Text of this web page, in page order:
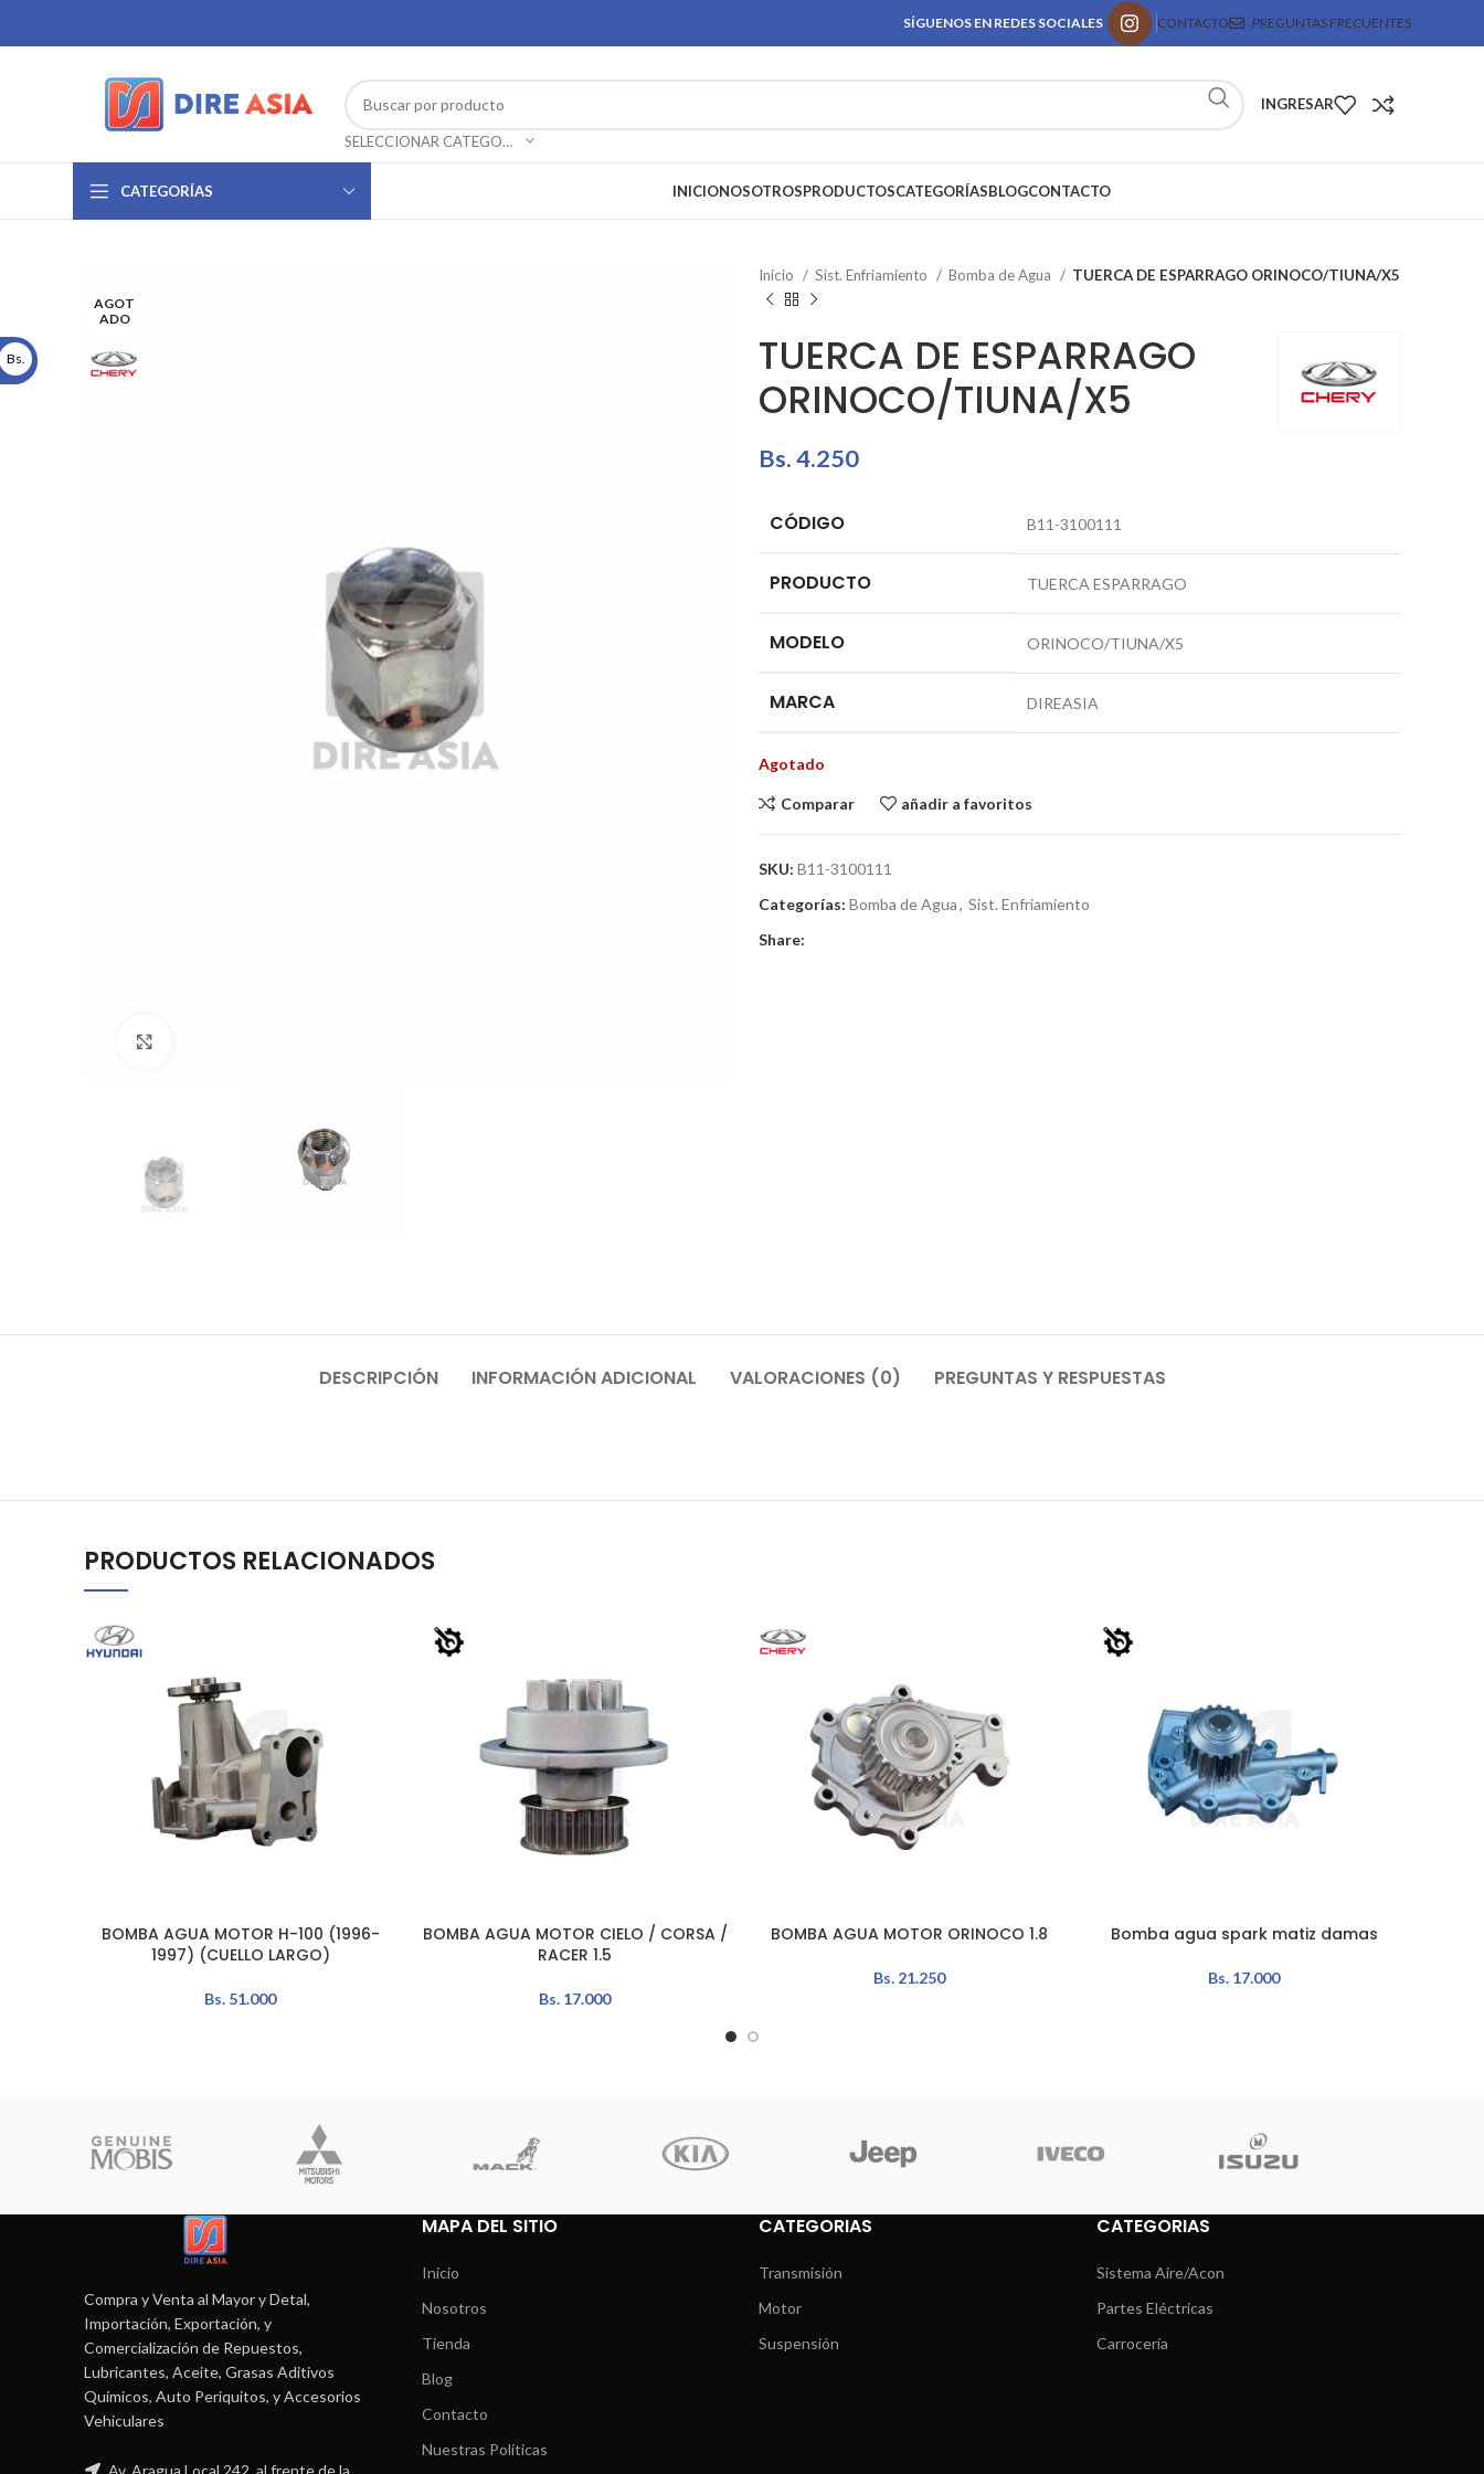
SÍGUENOS EN REDES SOCIALES CONTACTO PREGUNTAS FRECUENTES
SELECCIONAR CATEGORÍA
INGRESAR
CATEGORÍAS INICIONOSOTROSPRODUCTOSCATEGORÍASBLOGCONTACTO
AGOT
ADO
Inicio Sist. Enfriamiento Bomba de Agua TUERCA DE ESPARRAGO ORINOCO/TIUNA/X5
TUERCA DE ESPARRAGO
ORINOCO/TIUNA/X5
Bs.4.250
CÓDIGO B11-3100111
PRODUCTO TUERCA ESPARRAGO
MODELO ORINOCO/TIUNA/X5
MARCA DIREASIA
Agotado
Comparar añadir a favoritos
SKU: B11-3100111
Categorías: Bomba de Agua, Sist. Enfriamiento
Share:
DESCRIPCIÓN INFORMACIÓN ADICIONAL VALORACIONES (0) PREGUNTAS Y RESPUESTAS
PRODUCTOS RELACIONADOS
AÑADIR AL CARRITO
BOMBA AGUA MOTOR H-100 (1996-
1997) (CUELLO LARGO)
Bs. 51.000
AÑADIR AL CARRITO
BOMBA AGUA MOTOR CIELO / CORSA /
RACER 1.5
Bs. 17.000
AÑADIR AL CARRITO
BOMBA AGUA MOTOR ORINOCO 1.8
Bs. 21.250
AÑADIR AL CARRITO
Bomba agua spark matiz damas
Bs. 17.000
Compra y Venta al Mayor y Detal,
Importación, Exportación, y
Comercialización de Repuestos,
Lubricantes, Aceite, Grasas Aditivos
Químicos, Auto Periquitos, y Accesorios
Vehiculares
Av. Aragua Local 242, al frente de la
MAPA DEL SITIO
Inicio
Nosotros
Tienda
Blog
Contacto
Nuestras Políticas
CATEGORIAS
Transmisión
Motor
Suspensión
CATEGORIAS
Sistema Aire/Acon
Partes Eléctricas
Carrocería
Bs.